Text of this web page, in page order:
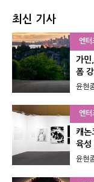
최신 기사
엔터
가민
폼
윤현
엔터
캐논
육성
윤현